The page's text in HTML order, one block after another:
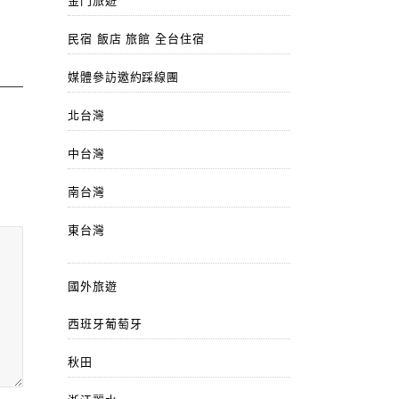
民宿 飯店 旅館 全台住宿
媒體參訪邀約踩線團
北台灣
中台灣
南台灣
東台灣
國外旅遊
西班牙葡萄牙
秋田